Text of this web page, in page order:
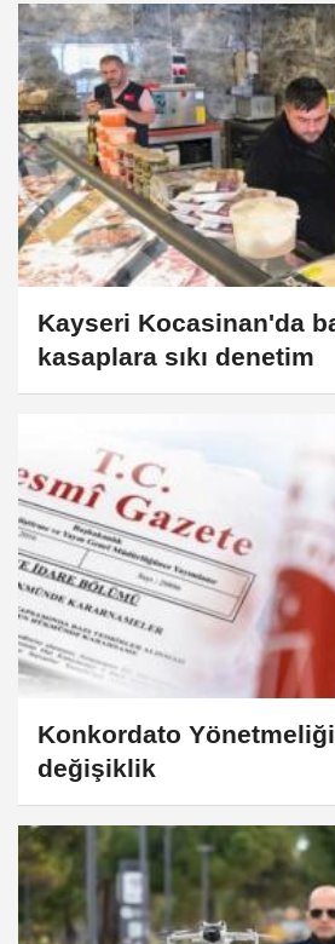
Kayseri Kocasinan'da
kasaplara sıkı denetim
Konkordato
değişiklik